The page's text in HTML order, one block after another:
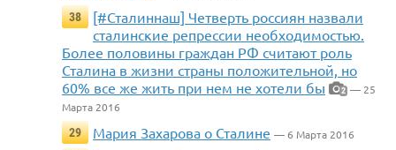
38
[#Сталиннаш] Четверть россиян назвали
сталинские репрессии необходимостью.
Более половины граждан РФ считают роль
Сталина в жизни страны положительной, но
60% все же жить при нем не хотели бы
2 — 25
Марта 2016
29
Мария Захарова о Сталине — 6 Марта 2016